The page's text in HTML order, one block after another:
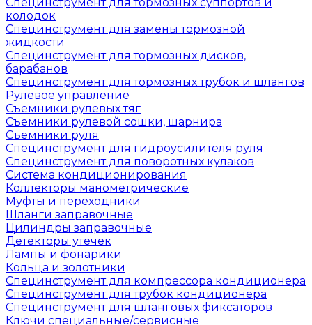
колодок
Специнструмент для замены тормозной
жидкости
Специнструмент для тормозных дисков,
барабанов
Специнструмент для тормозных трубок и шлангов
Рулевое управление
Съемники рулевых тяг
Съемники рулевой сошки, шарнира
Съемники руля
Специнструмент для гидроусилителя руля
Специнструмент для поворотных кулаков
Система кондиционирования
Коллекторы манометрические
Муфты и переходники
Шланги заправочные
Цилиндры заправочные
Детекторы утечек
Лампы и фонарики
Кольца и золотники
Специнструмент для компрессора кондиционера
Специнструмент для трубок кондиционера
Специнструмент для шланговых фиксаторов
Ключи специальные/сервисные